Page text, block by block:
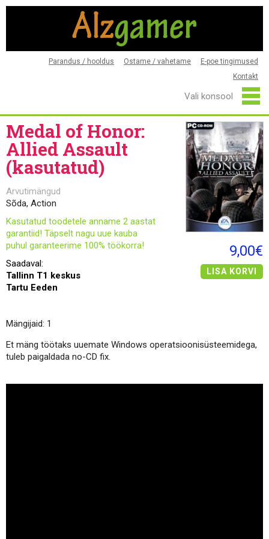
Parandus / hooldus Ostame / vahetame
E-poe tingimused
Kontakt
Medal of Honor:
Allied Assault
(kasutatud)
Arvutimängud
Sõda, Action
Kasutatud toodetele anname 2 aastat
garantiid! Täpselt nagu uue kauba
puhul garanteerime 100% töökorra!
Saadaval:
Tallinn T1 keskus
Tartu Eeden
9,00€
LISA KORVI
Mängijaid: 1
Et mäng töötaks uuemate Windows operatsioonisüsteemidega,
tuleb paigaldada no-CD fix.